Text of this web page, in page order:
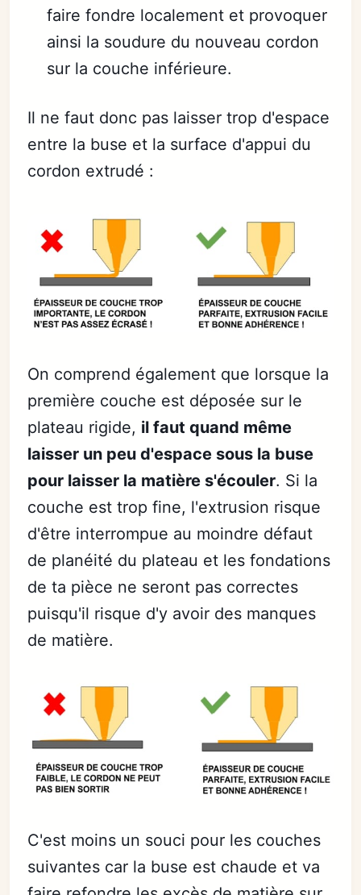
faire fondre localement et provoquer
ainsi la soudure du nouveau cordon
sur la couche inférieure.
Il ne faut donc pas laisser trop d'espace
entre la buse et la surface d'appui du
cordon extrudé :
On comprend également que lorsque la
première couche est déposée sur le
plateau rigide, il faut quand même
laisser un peu d'espace sous la buse
pour laisser la matière s'écouler. Si la
couche est trop fine, l'extrusion risque
d'être interrompue au moindre défaut
de planéité du plateau et les fondations
de ta pièce ne seront pas correctes
puisqu'il risque d'y avoir des manques
de matière.
C'est moins un souci pour les couches
suivantes car la buse est chaude et va